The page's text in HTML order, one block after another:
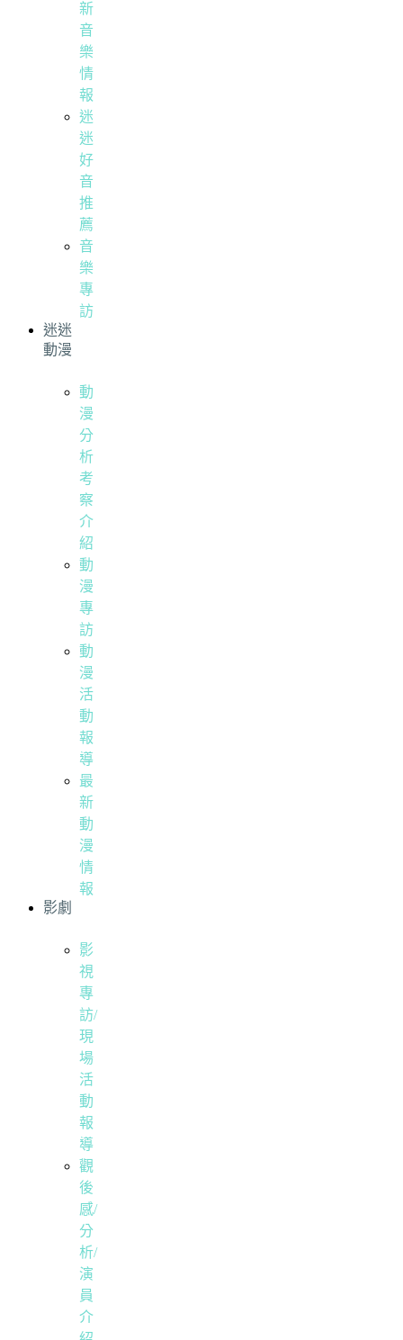
新
音
樂
情
報
迷
迷
好
音
推
薦
音
樂
專
訪
迷迷
動漫
動
漫
分
析
考
察
介
紹
動
漫
專
訪
動
漫
活
動
報
導
最
新
動
漫
情
報
影劇
影
視
專
訪/
現
場
活
動
報
導
觀
後
感/
分
析/
演
員
介